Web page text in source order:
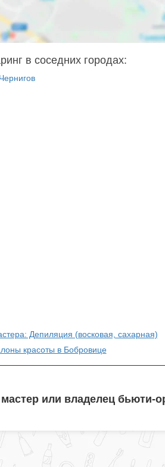
в соседних городах:
Депиляция (восковая, сахарная)
красоты в Бобровице
или владелец бьюти-